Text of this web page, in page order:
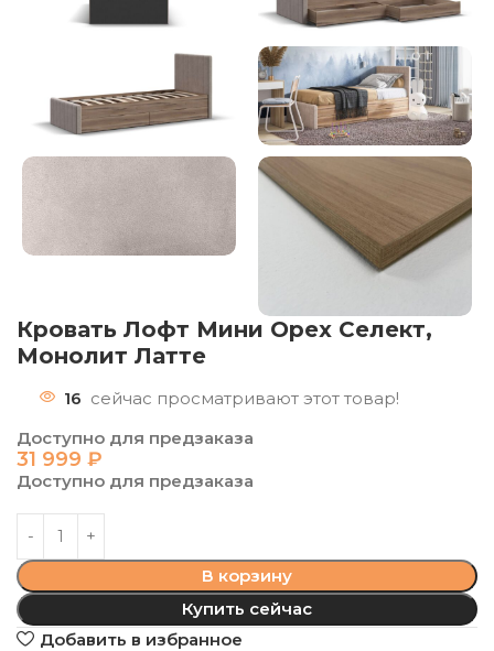
Кровать Лофт Мини Орех Селект,
Монолит Латте
16 сейчас просматривают этот товар!
Доступно для предзаказа
31 999 ₽
Доступно для предзаказа
В корзину
Купить сейчас
Добавить в избранное